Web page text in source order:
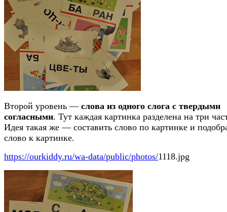
Второй уровень — слова из одного слога с твердыми
согласными. Тут каждая картинка разделена на три
Идея такая же — составить слово по картинке и
слово к картинке.
https://ourkiddy.ru/wa-data/public/photos/1118.jpg